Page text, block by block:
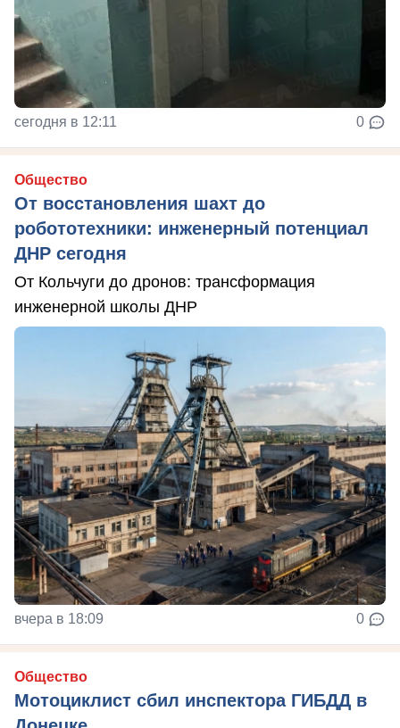
сегодня в 12:11 0
Общество
От восстановления шахт до
робототехники: инженерный потенциал
ДНР сегодня
От Кольчуги до дронов: трансформация
инженерной школы ДНР
вчера в 18:09 0
Общество
Мотоциклист сбил инспектора ГИБДД в